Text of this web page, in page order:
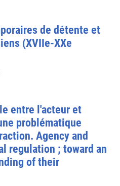
de détente et
(XVIIe-XXe
entre l'acteur et
problématique
Agency and
regulation ; toward an
of their